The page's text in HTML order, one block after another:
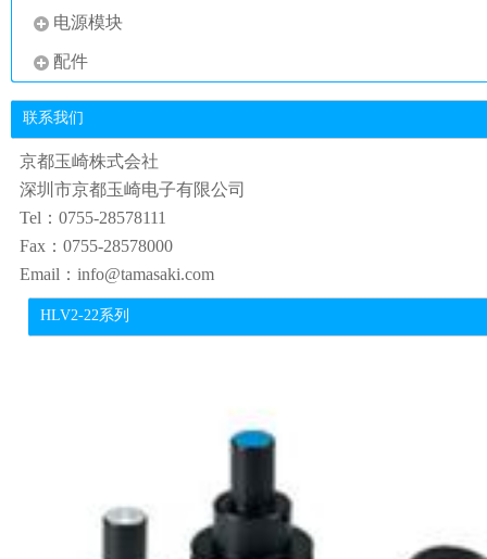
电源模块
配件
联系我们
京都玉崎株式会社
深圳市京都玉崎电子有限公司
Tel：0755-28578111
Fax：0755-28578000
Email：info@tamasaki.com
HLV2-22系列